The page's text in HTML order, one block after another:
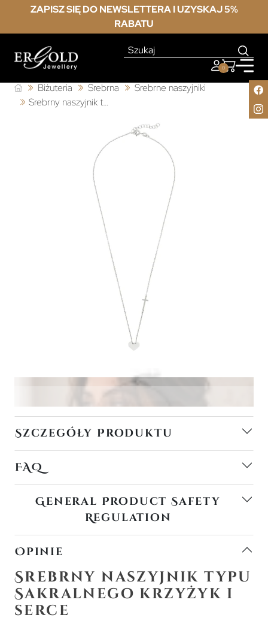
ZAPISZ SIĘ DO NEWSLETTERA I UZYSKAJ 5%
RABATU
0
Biżuteria Srebrna
Srebrne naszyjniki
Srebrny naszyjnik typu Sakralnego krzyżyk i serce
Szczegóły Produktu
FAQ
General Product Safety
Regulation
Opinie
Srebrny naszyjnik typu
Sakralnego krzyżyk i
serce